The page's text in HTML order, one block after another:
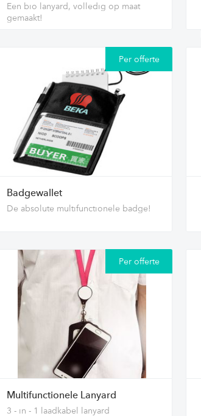
Een bio lanyard, volledig op maat
gemaakt!
Per offerte
Badgewallet
De absolute multifunctionele badge!
Per offerte
Multifunctionele Lanyard
3 - in - 1 laadkabel lanyard